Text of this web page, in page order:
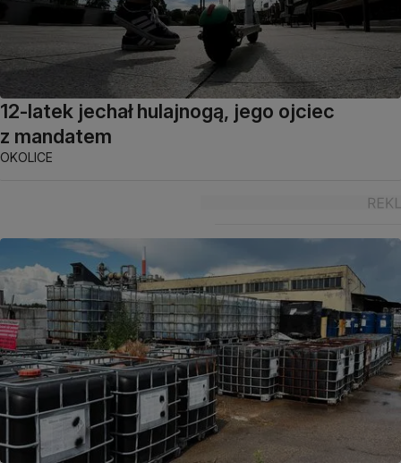
12-latek jechał hulajnogą, jego ojciec
z mandatem
OKOLICE